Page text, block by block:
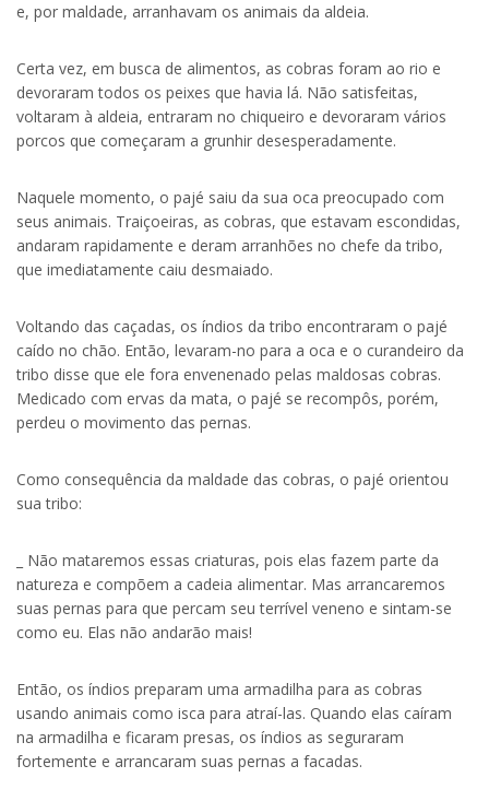
e, por maldade, arranhavam os animais da aldeia.
Certa vez, em busca de alimentos, as cobras foram ao rio e
devoraram todos os peixes que havia lá. Não satisfeitas,
voltaram à aldeia, entraram no chiqueiro e devoraram vários
porcos que começaram a grunhir desesperadamente.
Naquele momento, o pajé saiu da sua oca preocupado com
seus animais. Traiçoeiras, as cobras, que estavam escondidas,
andaram rapidamente e deram arranhões no chefe da tribo,
que imediatamente caiu desmaiado.
Voltando das caçadas, os índios da tribo encontraram o pajé
caído no chão. Então, levaram-no para a oca e o curandeiro da
tribo disse que ele fora envenenado pelas maldosas cobras.
Medicado com ervas da mata, o pajé se recompôs, porém,
perdeu o movimento das pernas.
Como consequência da maldade das cobras, o pajé orientou
sua tribo:
_ Não mataremos essas criaturas, pois elas fazem parte da
natureza e compõem a cadeia alimentar. Mas arrancaremos
suas pernas para que percam seu terrível veneno e sintam-se
como eu. Elas não andarão mais!
Então, os índios preparam uma armadilha para as cobras
usando animais como isca para atraí-las. Quando elas caíram
na armadilha e ficaram presas, os índios as seguraram
fortemente e arrancaram suas pernas a facadas.